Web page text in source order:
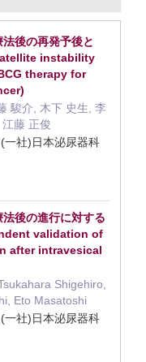
後の再発予後と
instability
therapy for
駿介, 木下 史生, 李
藤 正俊
社)日本泌尿器科
後の進行に対する
validation of
after intravesical
Shigehiro,
Eto Masatoshi
社)日本泌尿器科